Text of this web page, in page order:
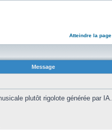
Atteindre la page
Message
plutôt rigolote générée par IA.